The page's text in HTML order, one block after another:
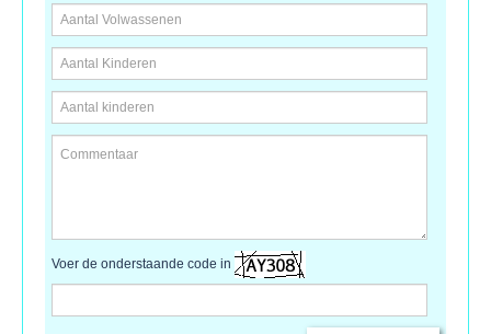
Voer de onderstaande code in